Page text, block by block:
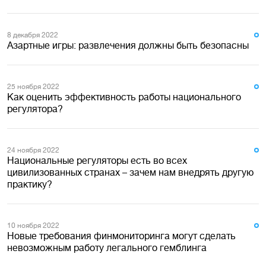
8 декабря 2022
Азартные игры: развлечения должны быть безопасны
25 ноября 2022
Как оценить эффективность работы национального
регулятора?
24 ноября 2022
Национальные регуляторы есть во всех
цивилизованных странах – зачем нам внедрять другую
практику?
10 ноября 2022
Новые требования финмониторинга могут сделать
невозможным работу легального гемблинга